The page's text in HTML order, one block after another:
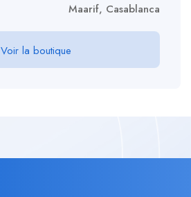
Maarif, Casablanca
Voir la boutique